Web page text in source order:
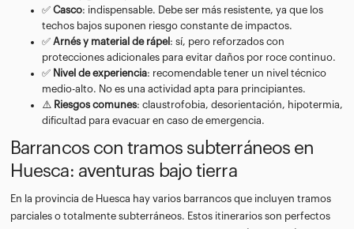
✅ Casco: indispensable. Debe ser más resistente, ya que los
techos bajos suponen riesgo constante de impactos.
✅ Arnés y material de rápel : sí, pero reforzados con
protecciones adicionales para evitar daños por roce continuo.
✅ Nivel de experiencia: recomendable tener un nivel técnico
medio-alto. No es una actividad apta para principiantes.
⚠️ Riesgos comunes: claustrofobia, desorientación, hipotermia,
dificultad para evacuar en caso de emergencia.
Barrancos con tramos subterráneos en
Huesca: aventuras bajo tierra
En la provincia de Huesca hay varios barrancos que incluyen tramos
parciales o totalmente subterráneos. Estos itinerarios son perfectos